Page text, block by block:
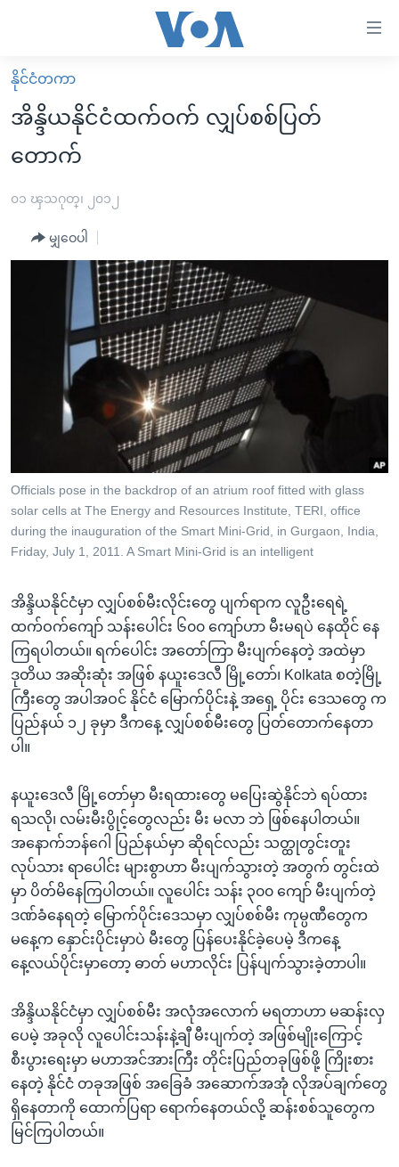
လွယ်ကူ
စေ
သည့်
များ
အကြောင်းအရာ
သို့
ကြည့်
ရန်
ရန်
နေရာ
သို့
ကျော်
ရန်
မူလစာမျက်နှာ
မြန်မာ
ကမ္ဘာ့သတင်းများ
အစ္စရေး-ပါလက်စတိုင်း
ရပ်ဝန်းတခု လမ်းတခု အလွန်
အင်္ဂလိပ်စာလေ့လာမယ်
အမေရိကန်သုံးအီဒီယံ
မကြေးမုံရဲ့ အင်္ဂလိပ်စာ
ရုပ်ရှင်ထဲက အင်္ဂလိပ်စာ
သုတပဒေသာ အင်္ဂလိပ်စာ
အပတ်စဉ်ကဏ္ဍများ
ရေဒီယိုနှင့်ရုပ်သံ အချက်အလက်များ
ရေဒီယို/တီဗွီအစီအစဉ်
Learning English
ဗွီအိုအေ လူမှုကွန်ယက်များ
ဘာသာစကားများ
နိုင်ငံတကာ
အိန္ဒိယနိုင်ငံထက်ဝက် လျှပ်စစ်ပြတ်
တောက်
၀၁ ၾသဂုတ္၊ ၂၀၁၂
မျှဝေပါ
Officials pose in the backdrop of an atrium roof fitted with glass
solar cells at The Energy and Resources Institute, TERI, office
during the inauguration of the Smart Mini-Grid, in Gurgaon, India,
Friday, July 1, 2011. A Smart Mini-Grid is an intelligent
အိန္ဒိယနိုင်ငံမှာ လျှပ်စစ်မီးလိုင်းတွေ ပျက်ရာက လူဦးရေရဲ့
ထက်ဝက်ကျော် သန်းပေါင်း ၆၀၀ ကျော်ဟာ မီးမရပဲ နေထိုင် နေ
ကြရပါတယ်။ ရက်ပေါင်း အတော်ကြာ မီးပျက်နေတဲ့ အထဲမှာ
ဒုတိယ အဆိုးဆုံး အဖြစ် နယူးဒေလီ မြို့တော်၊ Kolkata စတဲ့မြို့
ကြီးတွေ အပါအဝင် နိုင်ငံ မြောက်ပိုင်းနဲ့ အရှေ့ ပိုင်း ဒေသတွေ က
ပြည်နယ် ၁၂ ခုမှာ ဒီကနေ့ လျှပ်စစ်မီးတွေ ပြတ်တောက်နေတာ
ပါ။
နယူးဒေလီ မြို့တော်မှာ မီးရထားတွေ မပြေးဆွဲနိုင်ဘဲ ရပ်ထား
ရသလို၊ လမ်းမီးပွိုင့်တွေလည်း မီး မလာ ဘဲ ဖြစ်နေပါတယ်။
အနောက်ဘန်ဂေါ ပြည်နယ်မှာ ဆိုရင်လည်း သတ္ထုတွင်းတူး
လုပ်သား ရာပေါင်း များစွာဟာ မီးပျက်သွားတဲ့ အတွက် တွင်းထဲ
မှာ ပိတ်မိနေကြပါတယ်။ လူပေါင်း သန်း ၃၀၀ ကျော် မီးပျက်တဲ့
ဒဏ်ခံနေရတဲ့ မြောက်ပိုင်းဒေသမှာ လျှပ်စစ်မီး ကုမ္ပဏီတွေက
မနေ့က နှောင်းပိုင်းမှာပဲ မီးတွေ ပြန်ပေးနိုင်ခဲ့ပေမဲ့ ဒီကနေ့
နေ့လယ်ပိုင်းမှာတော့ ဓာတ် မဟာလိုင်း ပြန်ပျက်သွားခဲ့တာပါ။
အိန္ဒိယနိုင်ငံမှာ လျှပ်စစ်မီး အလုံအလောက် မရတာဟာ မဆန်းလှ
ပေမဲ့ အခုလို လူပေါင်းသန်းနဲ့ချီ မီးပျက်တဲ့ အဖြစ်မျိုးကြောင့်
စီးပွားရေးမှာ မဟာအင်အားကြီး တိုင်းပြည်တခုဖြစ်ဖို့ ကြိုးစား
နေတဲ့ နိုင်ငံ တခုအဖြစ် အခြေခံ အဆောက်အအုံ လိုအပ်ချက်တွေ
ရှိနေတာကို ထောက်ပြရာ ရောက်နေတယ်လို့ ဆန်းစစ်သူတွေက
မြင်ကြပါတယ်။